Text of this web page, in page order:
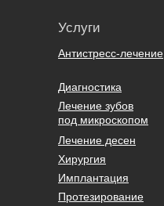
Антистресс-лечение
Диагностика
Лечение зубов
под микроскопом
Лечение десен
Хирургия
Имплантация
Протезирование
Услуги